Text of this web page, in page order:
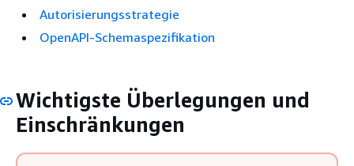
Autorisierungsstrategie
OpenAPI-Schemaspezifikation
Wichtigste Überlegungen und
Einschränkungen